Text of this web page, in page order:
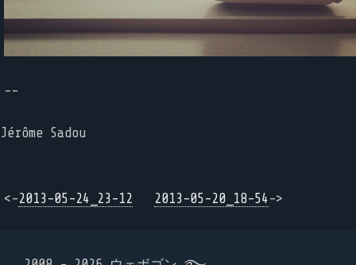
--
Jérôme Sadou
<-2013-05-24_23-12 2013-05-20_18-54->